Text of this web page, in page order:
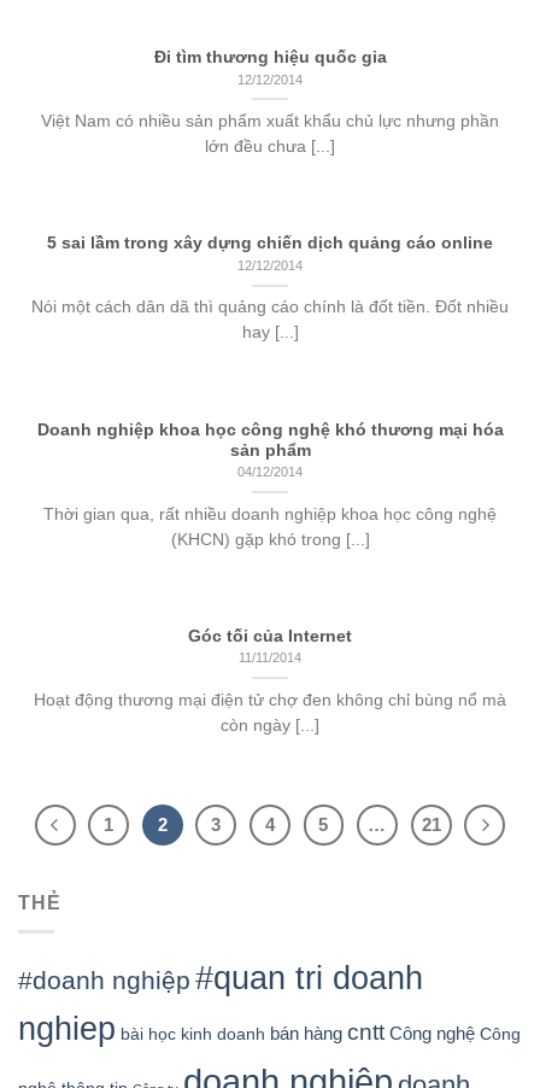
Đi tìm thương hiệu quốc gia
12/12/2014
Việt Nam có nhiều sản phẩm xuất khẩu chủ lực nhưng phần
lớn đều chưa [...]
5 sai lầm trong xây dựng chiến dịch quảng cáo online
12/12/2014
Nói một cách dân dã thì quảng cáo chính là đốt tiền. Đốt nhiều
hay [...]
Doanh nghiệp khoa học công nghệ khó thương mại hóa
sản phẩm
04/12/2014
Thời gian qua, rất nhiều doanh nghiệp khoa học công nghệ
(KHCN) gặp khó trong [...]
Góc tối của Internet
11/11/2014
Hoạt động thương mại điện tử chợ đen không chỉ bùng nổ mà
còn ngày [...]
1 2 3 4 5 … 21
THẺ
#doanh nghiệp #quan tri doanh
nghiep bài học kinh doanh bán hàng cntt Công nghệ Công